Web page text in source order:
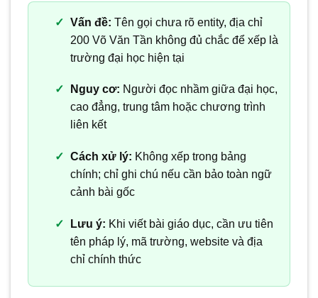
Vấn đề: Tên gọi chưa rõ entity, địa chỉ
200 Võ Văn Tần không đủ chắc để xếp là
trường đại học hiện tại
Nguy cơ: Người đọc nhầm giữa đại học,
cao đẳng, trung tâm hoặc chương trình
liên kết
Cách xử lý: Không xếp trong bảng
chính; chỉ ghi chú nếu cần bảo toàn ngữ
cảnh bài gốc
Lưu ý: Khi viết bài giáo dục, cần ưu tiên
tên pháp lý, mã trường, website và địa
chỉ chính thức